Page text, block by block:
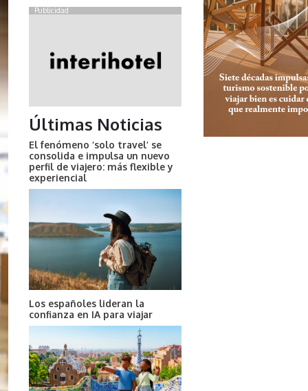
Publicidad
Últimas Noticias
El fenómeno ‘solo travel’ se
consolida e impulsa un nuevo
perfil de viajero: más flexible y
experiencial
Los españoles lideran la
confianza en IA para viajar